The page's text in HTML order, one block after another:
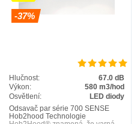
-37%
Hlučnost:
67.0 dB
Výkon:
580 m3/hod
Osvětlení:
LED diody
Odsavač par série 700 SENSE
Hob2hood Technologie